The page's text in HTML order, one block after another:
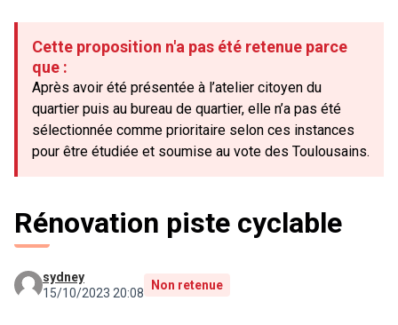
Cette proposition n'a pas été retenue parce
que :
Après avoir été présentée à l’atelier citoyen du
quartier puis au bureau de quartier, elle n’a pas été
sélectionnée comme prioritaire selon ces instances
pour être étudiée et soumise au vote des Toulousains.
Rénovation piste cyclable
sydney
15/10/2023 20:08
Non retenue